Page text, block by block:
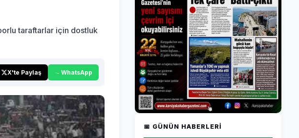
taraftarlar için dostluk
X'te Paylaş WhatsApp
📅 GÜNÜN HABERLERI